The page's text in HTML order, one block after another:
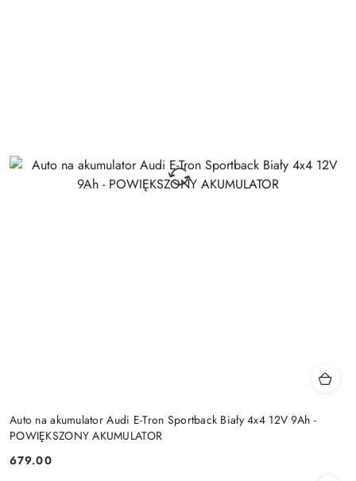
Auto na akumulator Audi E-Tron Sportback Biały 4x4 12V 9Ah -
POWIĘKSZONY AKUMULATOR
Cena:
679.00